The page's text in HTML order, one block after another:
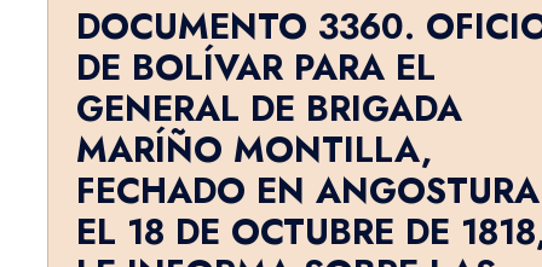
DOCUMENTO 3360.
DE BOLÍVAR PARA EL
GENERAL DE BRIGADA
MARÍÑO MONTILLA,
FECHADO EN ANGOSTURA
EL 18 DE OCTUBRE DE